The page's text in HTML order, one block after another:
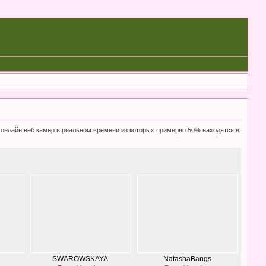
веб камер в реальном времени из которых примерно 50% находятся в